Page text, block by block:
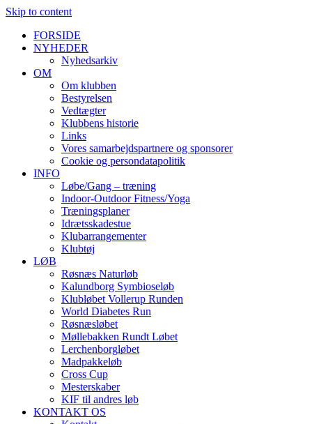
Skip to content
FORSIDE
NYHEDER
Nyhedsarkiv
OM
Om klubben
Bestyrelsen
Vedtægter
Klubbens historie
Links
Vores samarbejdspartnere og sponsorer
Cookie og persondatapolitik
INFO
Løbe/Gang – træning
Indoor-Outdoor Fitness/Yoga
Træningsplaner
Idrætsskadestue
Klubarrangementer
Klubtøj
LØB
Røsnæs Naturløb
Kalundborg Symbioseløb
Klubløbet Vollerup Runden
World Diabetes Run
Røsnæsløbet
Møllebakken Rundt Løbet
Lerchenborgløbet
Madpakkeløb
Cross Cup
Mesterskaber
KIF til andres løb
KONTAKT OS